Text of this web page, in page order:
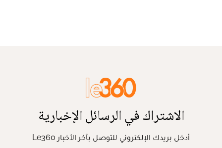
الاشتراك في الرسائل الإخبارية
أدخل بريدك الإلكتروني للتوصل بآخر الأخبار Le360